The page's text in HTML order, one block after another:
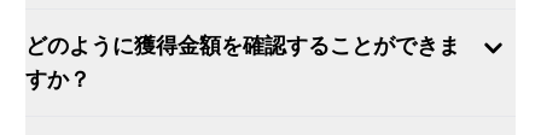
どのように獲得金額を確認することができま
すか？